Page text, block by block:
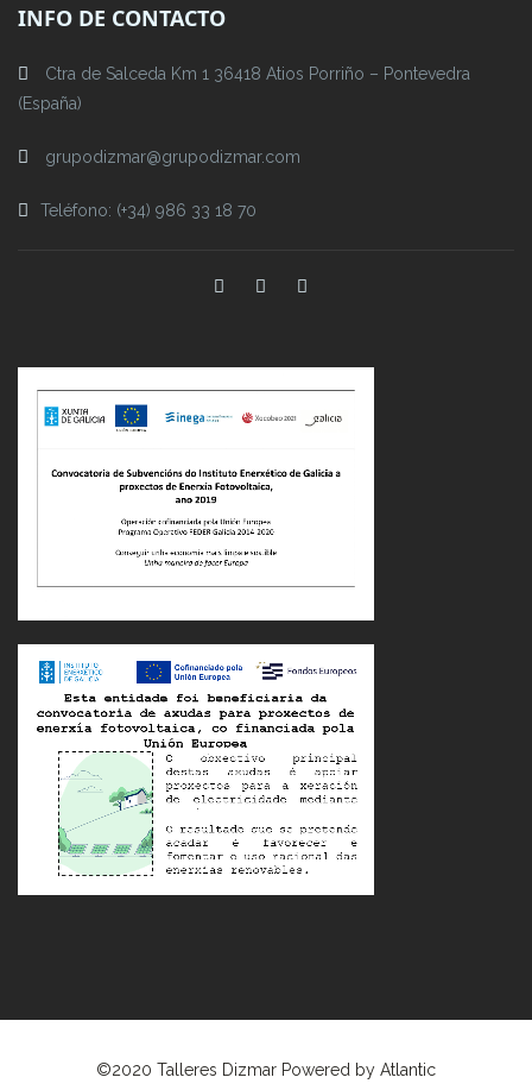
INFO DE CONTACTO
Ctra de Salceda Km 1 36418 Atios Porriño – Pontevedra
(España)
grupodizmar@grupodizmar.com
Teléfono: (+34) 986 33 18 70
©2020 Talleres Dizmar Powered by Atlantic